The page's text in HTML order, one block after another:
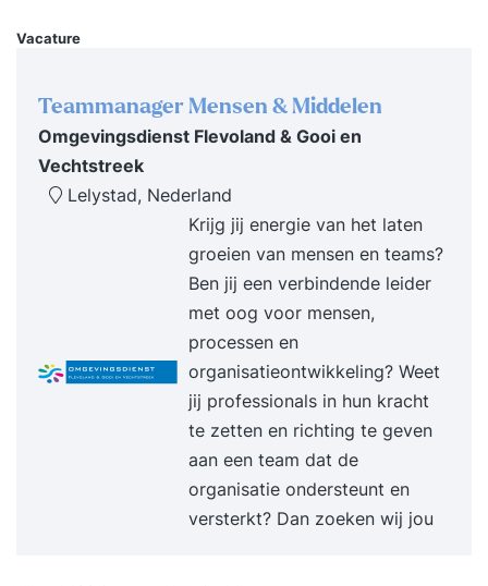
programmamanager, projectmanager,
verandermanager, change agent, coach of
adviseur in verandertrajecten. Er zijn geen
specifieke certificaten nodig als voorkennis.
Vacature
Teammanager Mensen & Middelen
Omgevingsdienst Flevoland & Gooi en
Vechtstreek
Lelystad, Nederland
Krijg jij energie van het laten
groeien van mensen en teams?
Ben jij een verbindende leider
met oog voor mensen,
processen en
organisatieontwikkeling? Weet
jij professionals in hun kracht
te zetten en richting te geven
aan een team dat de
organisatie ondersteunt en
versterkt? Dan zoeken wij jou